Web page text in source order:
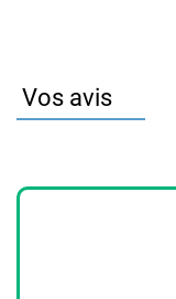
Vos avis